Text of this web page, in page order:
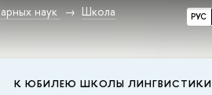
РУС
наук
Школа
К ЮБИЛЕЮ ШКОЛЫ ЛИНГВИСТИКИ